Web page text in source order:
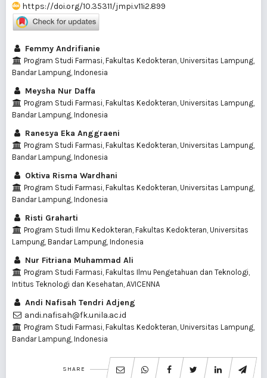
https://doi.org/10.35311/jmpi.v11i2.899
Femmy Andrifianie
Program Studi Farmasi, Fakultas Kedokteran, Universitas Lampung,
Bandar Lampung, Indonesia
Meysha Nur Daffa
Program Studi Farmasi, Fakultas Kedokteran, Universitas Lampung,
Bandar Lampung, Indonesia
Ranesya Eka Anggraeni
Program Studi Farmasi, Fakultas Kedokteran, Universitas Lampung,
Bandar Lampung, Indonesia
Oktiva Risma Wardhani
Program Studi Farmasi, Fakultas Kedokteran, Universitas Lampung,
Bandar Lampung, Indonesia
Risti Graharti
Program Studi Ilmu Kedokteran, Fakultas Kedokteran, Universitas
Lampung, Bandar Lampung, Indonesia
Nur Fitriana Muhammad Ali
Program Studi Farmasi, Fakultas Ilmu Pengetahuan dan Teknologi,
Intitus Teknologi dan Kesehatan, AVICENNA
Andi Nafisah Tendri Adjeng
andi.nafisah@fk.unila.ac.id
Program Studi Farmasi, Fakultas Kedokteran, Universitas Lampung,
Bandar Lampung, Indonesia
SHARE